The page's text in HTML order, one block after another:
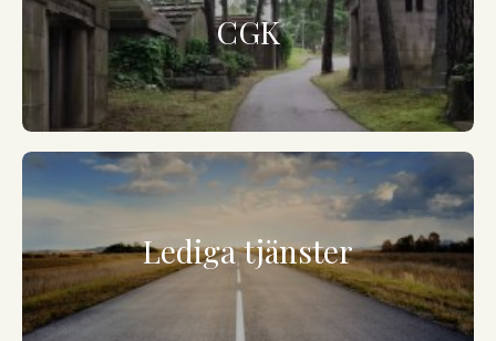
CGK
Lediga tjänster